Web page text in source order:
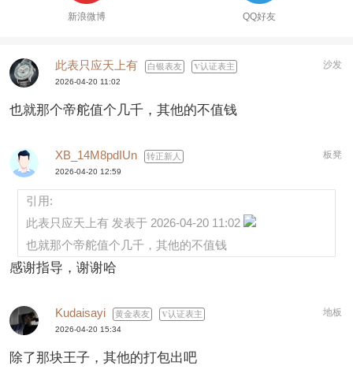
新浪微博 QQ好友
此表只应天上有 白银表友 认证表主 沙发
2026-04-20 11:02
也就那个帝舵值个几千，其他的不值钱
XB_14M8pdIUn 转正新人 板凳
2026-04-20 12:59
引用:
此表只应天上有 发表于 2026-04-20 11:02
也就那个帝舵值个几千，其他的不值钱
感谢指导，谢谢哈
Kudaisayi 黄金表友 认证表主 地板
2026-04-20 15:34
除了那块王子，其他的打包出吧